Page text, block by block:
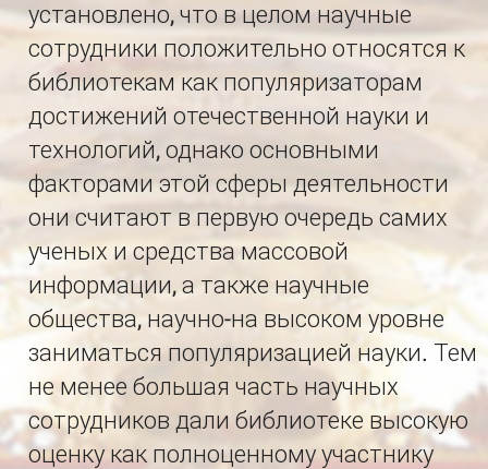
установлено, что в целом научные
сотрудники положительно относятся к
библиотекам как популяризаторам
достижений отечественной науки и
технологий, однако основными
факторами этой сферы деятельности
они считают в первую очередь самих
ученых и средства массовой
информации, а также научные
общества, научно-на высоком уровне
заниматься популяризацией науки. Тем
не менее большая часть научных
сотрудников дали библиотеке высокую
оценку как полноценному участнику